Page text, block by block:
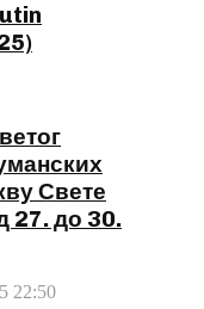
Свете
27. до 30.
22:50